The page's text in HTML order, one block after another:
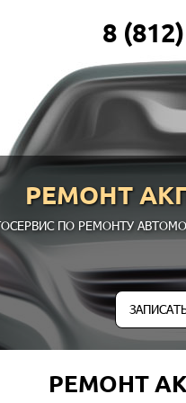
8
РЕМОНТ
ПО РЕМОНТУ
РЕМОНТ